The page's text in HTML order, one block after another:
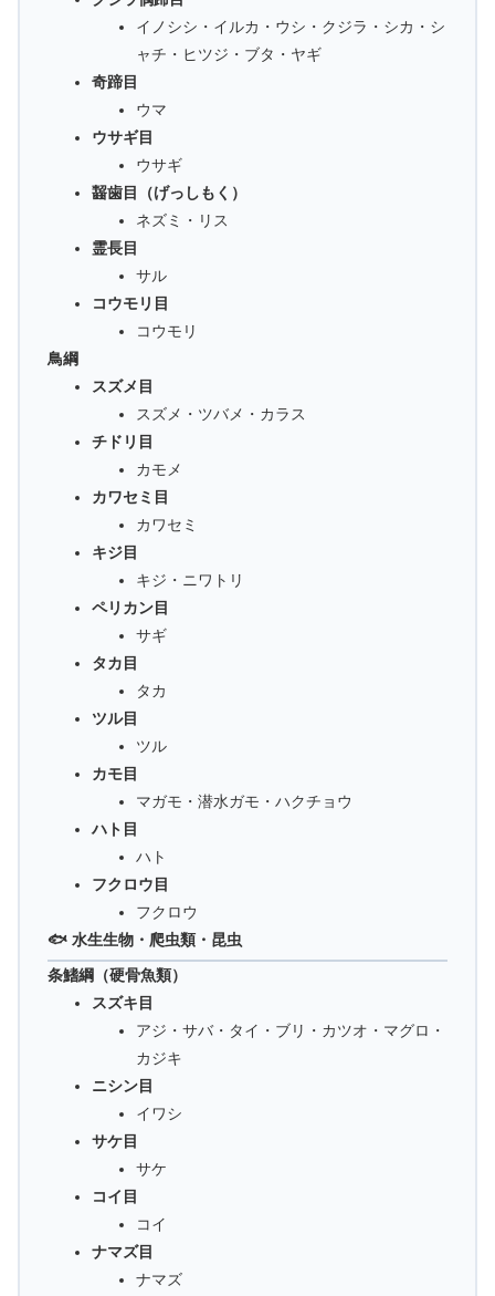
イノシシ・イルカ・ウシ・クジラ・シカ・シ
ャチ・ヒツジ・ブタ・ヤギ
奇蹄目
ウマ
ウサギ目
ウサギ
齧歯目（げっしもく）
ネズミ・リス
霊長目
サル
コウモリ目
コウモリ
鳥綱
スズメ目
スズメ・ツバメ・カラス
チドリ目
カモメ
カワセミ目
カワセミ
キジ目
キジ・ニワトリ
ペリカン目
サギ
タカ目
タカ
ツル目
ツル
カモ目
マガモ・潜水ガモ・ハクチョウ
ハト目
ハト
フクロウ目
フクロウ
🐟 水生生物・爬虫類・昆虫
条鰭綱（硬骨魚類）
スズキ目
アジ・サバ・タイ・ブリ・カツオ・マグロ・
カジキ
ニシン目
イワシ
サケ目
サケ
コイ目
コイ
ナマズ目
ナマズ